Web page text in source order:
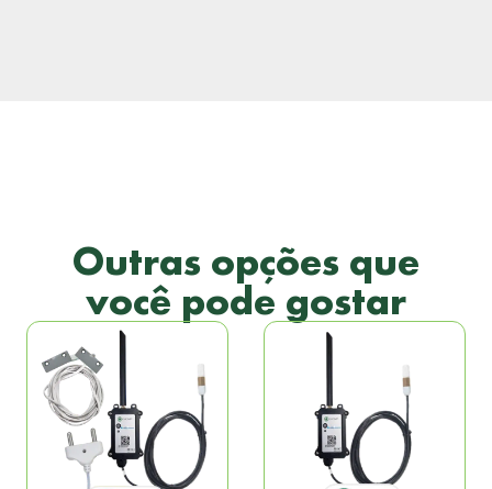
Outras opções que
você pode gostar